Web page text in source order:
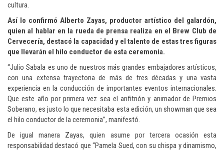
cultura.
Así lo confirmó Alberto Zayas, productor artístico del galardón,
quien al hablar en la rueda de prensa realiza en el Brew Club de
Cervecería, destacó la capacidad y el talento de estas tres figuras
que llevarán el hilo conductor de esta ceremonia.
“Julio Sabala es uno de nuestros más grandes embajadores artísticos,
con una extensa trayectoria de más de tres décadas y una vasta
experiencia en la conducción de importantes eventos internacionales.
Que este año por primera vez sea el anfitrión y animador de Premios
Soberano, es justo lo que necesitaba esta edición, un showman que sea
el hilo conductor de la ceremonia”, manifestó.
De igual manera Zayas, quien asume por tercera ocasión esta
responsabilidad destacó que “Pamela Sued, con su chispa y dinamismo,